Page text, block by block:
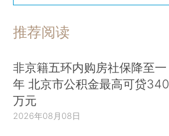
推荐阅读
非京籍五环内购房社保降至一
年 北京市公积金最高可贷340
万元
2026年08月08日